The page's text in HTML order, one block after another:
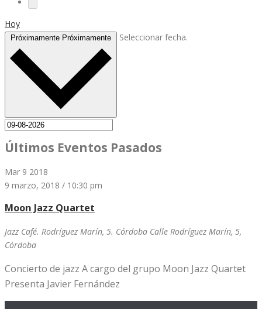
Hoy
Próximamente Próximamente Seleccionar fecha.
Últimos Eventos Pasados
Mar 9 2018
9 marzo, 2018 / 10:30 pm
Moon Jazz Quartet
Jazz Café. Rodríguez Marín, 5. Córdoba Calle Rodríguez Marín, 5,
Córdoba
Concierto de jazz A cargo del grupo Moon Jazz Quartet
Presenta Javier Fernández